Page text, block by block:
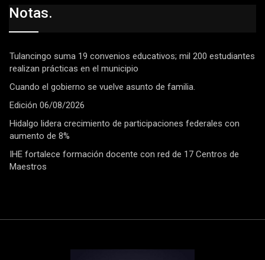
Notas.
Tulancingo suma 19 convenios educativos; mil 200 estudiantes
realizan prácticas en el municipio
Cuando el gobierno se vuelve asunto de familia.
Edición 06/08/2026
Hidalgo lidera crecimiento de participaciones federales con
aumento de 8%
IHE fortalece formación docente con red de 17 Centros de
Maestros